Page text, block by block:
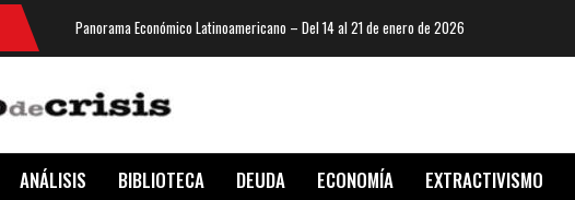
Panorama Económico Latinoamericano – Del 14 al 21 de enero de 2026
ANÁLISIS BIBLIOTECA DEUDA ECONOMÍA EXTRACTIVISMO